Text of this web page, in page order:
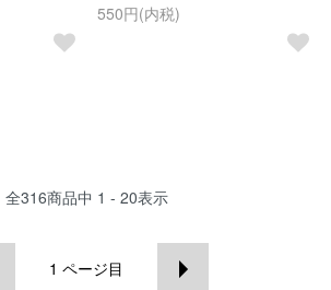
550円(内税)
全316商品中 1 - 20表示
1 ページ目